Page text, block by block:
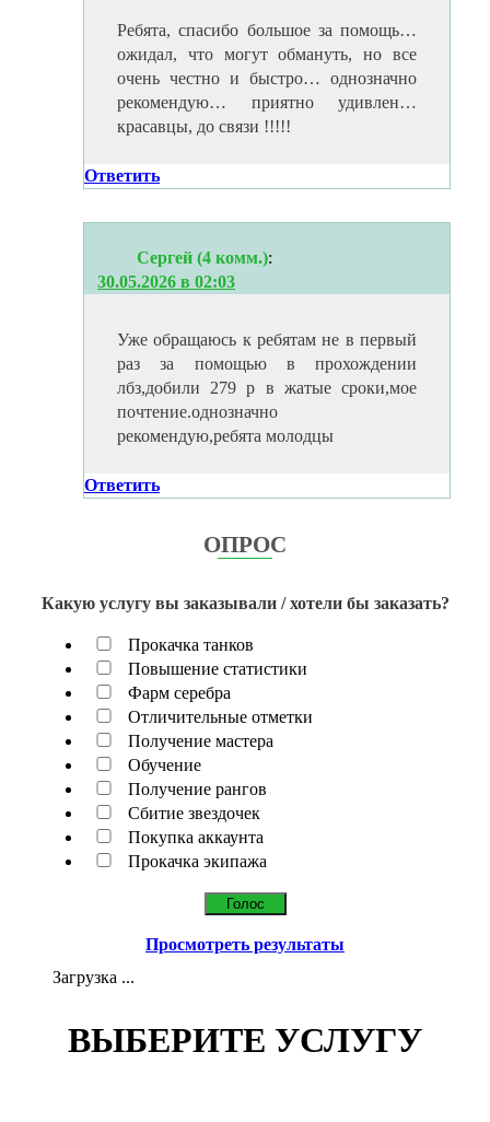
Ребята, спасибо большое за помощь…
ожидал, что могут обмануть, но все
очень честно и быстро… однозначно
рекомендую… приятно удивлен…
красавцы, до связи !!!!!
Ответить
Сергей (4 комм.):
30.05.2026 в 02:03
Уже обращаюсь к ребятам не в первый
раз за помощью в прохождении
лбз,добили 279 р в жатые сроки,мое
почтение.однозначно
рекомендую,ребята молодцы
Ответить
ОПРОС
Какую услугу вы заказывали / хотели бы заказать?
Прокачка танков
Повышение статистики
Фарм серебра
Отличительные отметки
Получение мастера
Обучение
Получение рангов
Сбитие звездочек
Покупка аккаунта
Прокачка экипажа
Просмотреть результаты
Загрузка ...
ВЫБЕРИТЕ УСЛУГУ